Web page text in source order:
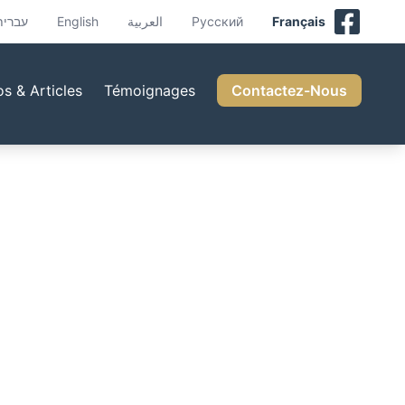
English العربية Русский Français
& Articles Témoignages Contactez-Nous